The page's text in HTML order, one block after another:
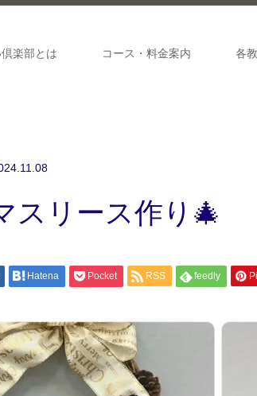
楽部とは コース・料金案内 各
スリース作り🎄
Hatena Pocket RSS feedly